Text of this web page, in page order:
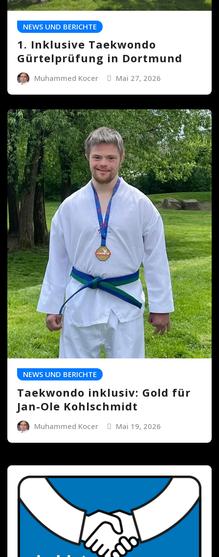
NEWS UND BERICHTE
1. Inklusive Taekwondo
Gürtelprüfung in Dortmund
Muhammed Kocer Mai 27, 2026
NEWS UND BERICHTE
Taekwondo inklusiv: Gold für
Jan-Ole Kohlschmidt
Muhammed Kocer Mai 19, 2026